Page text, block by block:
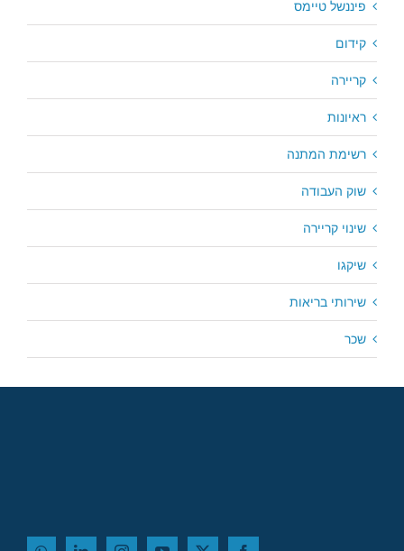
פיננשל טיימס
קידום
קריירה
ראיונות
רשימת המתנה
שוק העבודה
שינוי קריירה
שיקגו
שירותי בריאות
שכר